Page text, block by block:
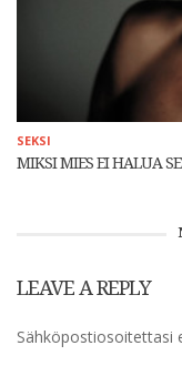
SEKSI
MIKSI MIES EI HALUA
LEAVE A REPLY
Sähköpostiosoitettasi